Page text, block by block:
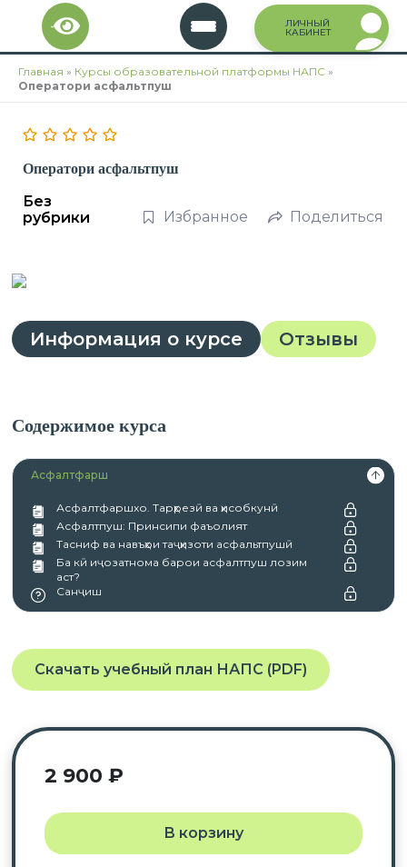
Перейти
содержимому
ЛИЧНЫЙ
КАБИНЕТ
Главная » Курсы образовательной платформы НАПС »
Оператори асфальтпуш
Оператори асфальтпуш
Без
рубрики
Избранное Поделиться
Информация о курсе Отзывы
Содержимое курса
Асфалтфарш
Асфалтфаршхо. Тарҳрезӣ ва ҳисобкунӣ
Асфалтпуш: Принсипи фаъолият
Тасниф ва навъҳои таҷҳизоти асфальтпушӣ
Ба кӣ иҷозатнома барои асфалтпуш лозим
аст?
Санҷиш
Скачать учебный план НАПС (PDF)
2 900 ₽
В корзину